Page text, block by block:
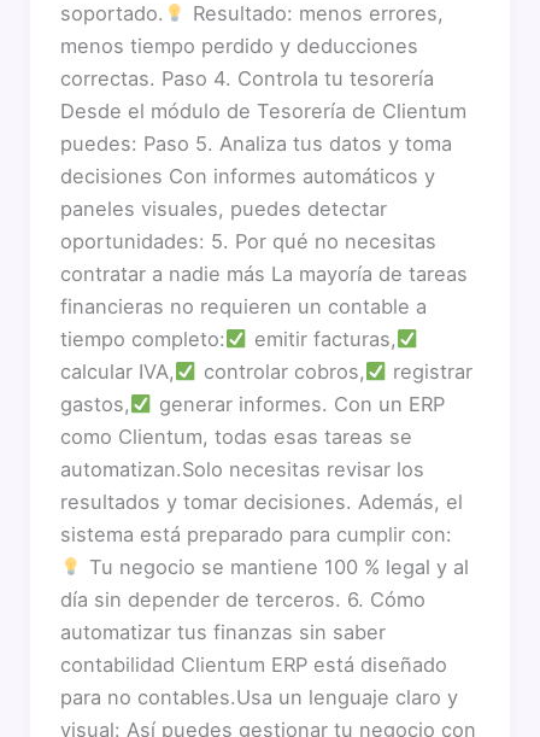
soportado.
Resultado: menos errores,
menos tiempo perdido y deducciones
correctas. Paso 4. Controla tu tesorería
Desde el módulo de Tesorería de Clientum
puedes: Paso 5. Analiza tus datos y toma
decisiones Con informes automáticos y
paneles visuales, puedes detectar
oportunidades: 5. Por qué no necesitas
contratar a nadie más La mayoría de tareas
financieras no requieren un contable a
tiempo completo:
emitir facturas,
calcular IVA,
controlar cobros,
registrar
gastos,
generar informes. Con un ERP
como Clientum, todas esas tareas se
automatizan.Solo necesitas revisar los
resultados y tomar decisiones. Además, el
sistema está preparado para cumplir con:
Tu negocio se mantiene 100 % legal y al
día sin depender de terceros. 6. Cómo
automatizar tus finanzas sin saber
contabilidad Clientum ERP está diseñado
para no contables.Usa un lenguaje claro y
visual: Así puedes gestionar tu negocio con